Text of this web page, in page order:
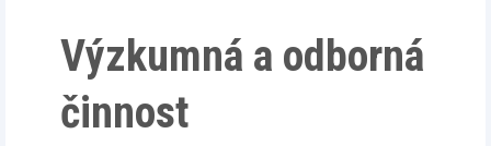
Výzkumná a odborná
činnost